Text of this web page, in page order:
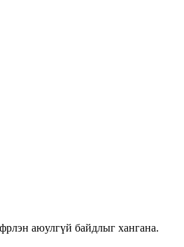
аюулгүй байдлыг хангана.